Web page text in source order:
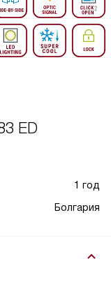
ED
1 год
Болгария